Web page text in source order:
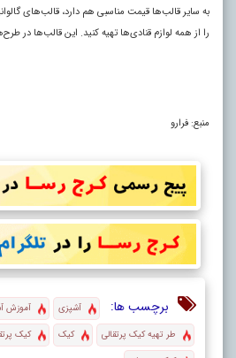
به سایر قالب‌ها قیمت مناسبی هم دارد، قالب‌های
را از همه لوازم قنادی‌ها تهیه کنید. این قالب‌ها در
منبع: فرارو
برچسب ها: آشپزی آموزش
طر تهیه کیک پرتقالی
کیک کیک